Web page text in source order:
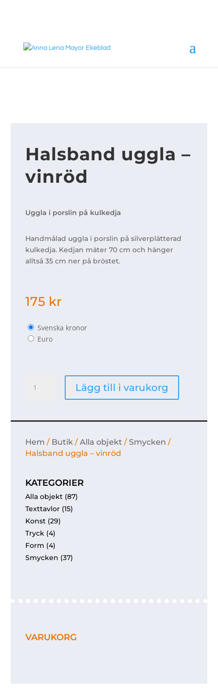
Halsband uggla –
vinröd
Uggla i porslin på kulkedja
Handmålad uggla i porslin på silverplätterad
kulkedja. Kedjan mäter 70 cm och hänger
alltså 35 cm ner på bröstet.
175 kr
Svenska kronor
Euro
uggla
mängd
Lägg till i varukorg
Hem / Butik /Alla objekt /Smycken /
Halsband uggla – vinröd
KATEGORIER
Alla objekt (87)
Texttavlor (15)
Konst (29)
Tryck (4)
Form (4)
Smycken (37)
VARUKORG